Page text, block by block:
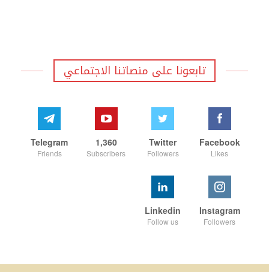
تابعونا على منصاتنا الاجتماعي
Facebook
Likes
Twitter
Followers
1,360
Subscribers
Telegram
Friends
Instagram
Followers
Linkedin
Follow us